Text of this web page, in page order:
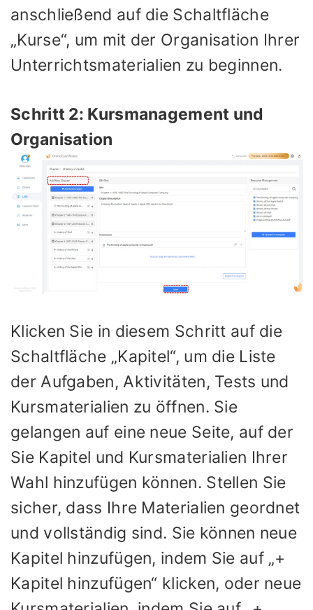
anschließend auf die Schaltfläche
„Kurse“, um mit der Organisation Ihrer
Unterrichtsmaterialien zu beginnen.
Schritt 2: Kursmanagement und
Organisation
Klicken Sie in diesem Schritt auf die
Schaltfläche „Kapitel“, um die Liste
der Aufgaben, Aktivitäten, Tests und
Kursmaterialien zu öffnen. Sie
gelangen auf eine neue Seite, auf der
Sie Kapitel und Kursmaterialien Ihrer
Wahl hinzufügen können. Stellen Sie
sicher, dass Ihre Materialien geordnet
und vollständig sind. Sie können neue
Kapitel hinzufügen, indem Sie auf „+
Kapitel hinzufügen“ klicken, oder neue